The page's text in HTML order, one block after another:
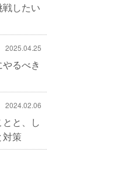
したい
2025.04.25
るべき
2024.02.06
と、し
対策